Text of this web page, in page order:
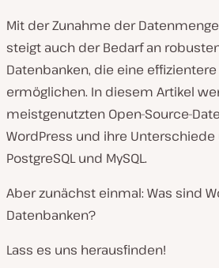
Mit der Zunahme der
steigt auch der Bedarf an
Datenbanken, die eine
ermöglichen. In diesem Artikel
meistgenutzten Open-Source-
WordPress und ihre
PostgreSQL und MySQL.
Aber zunächst einmal: Was sind
Datenbanken?
Lass es uns herausfinden!